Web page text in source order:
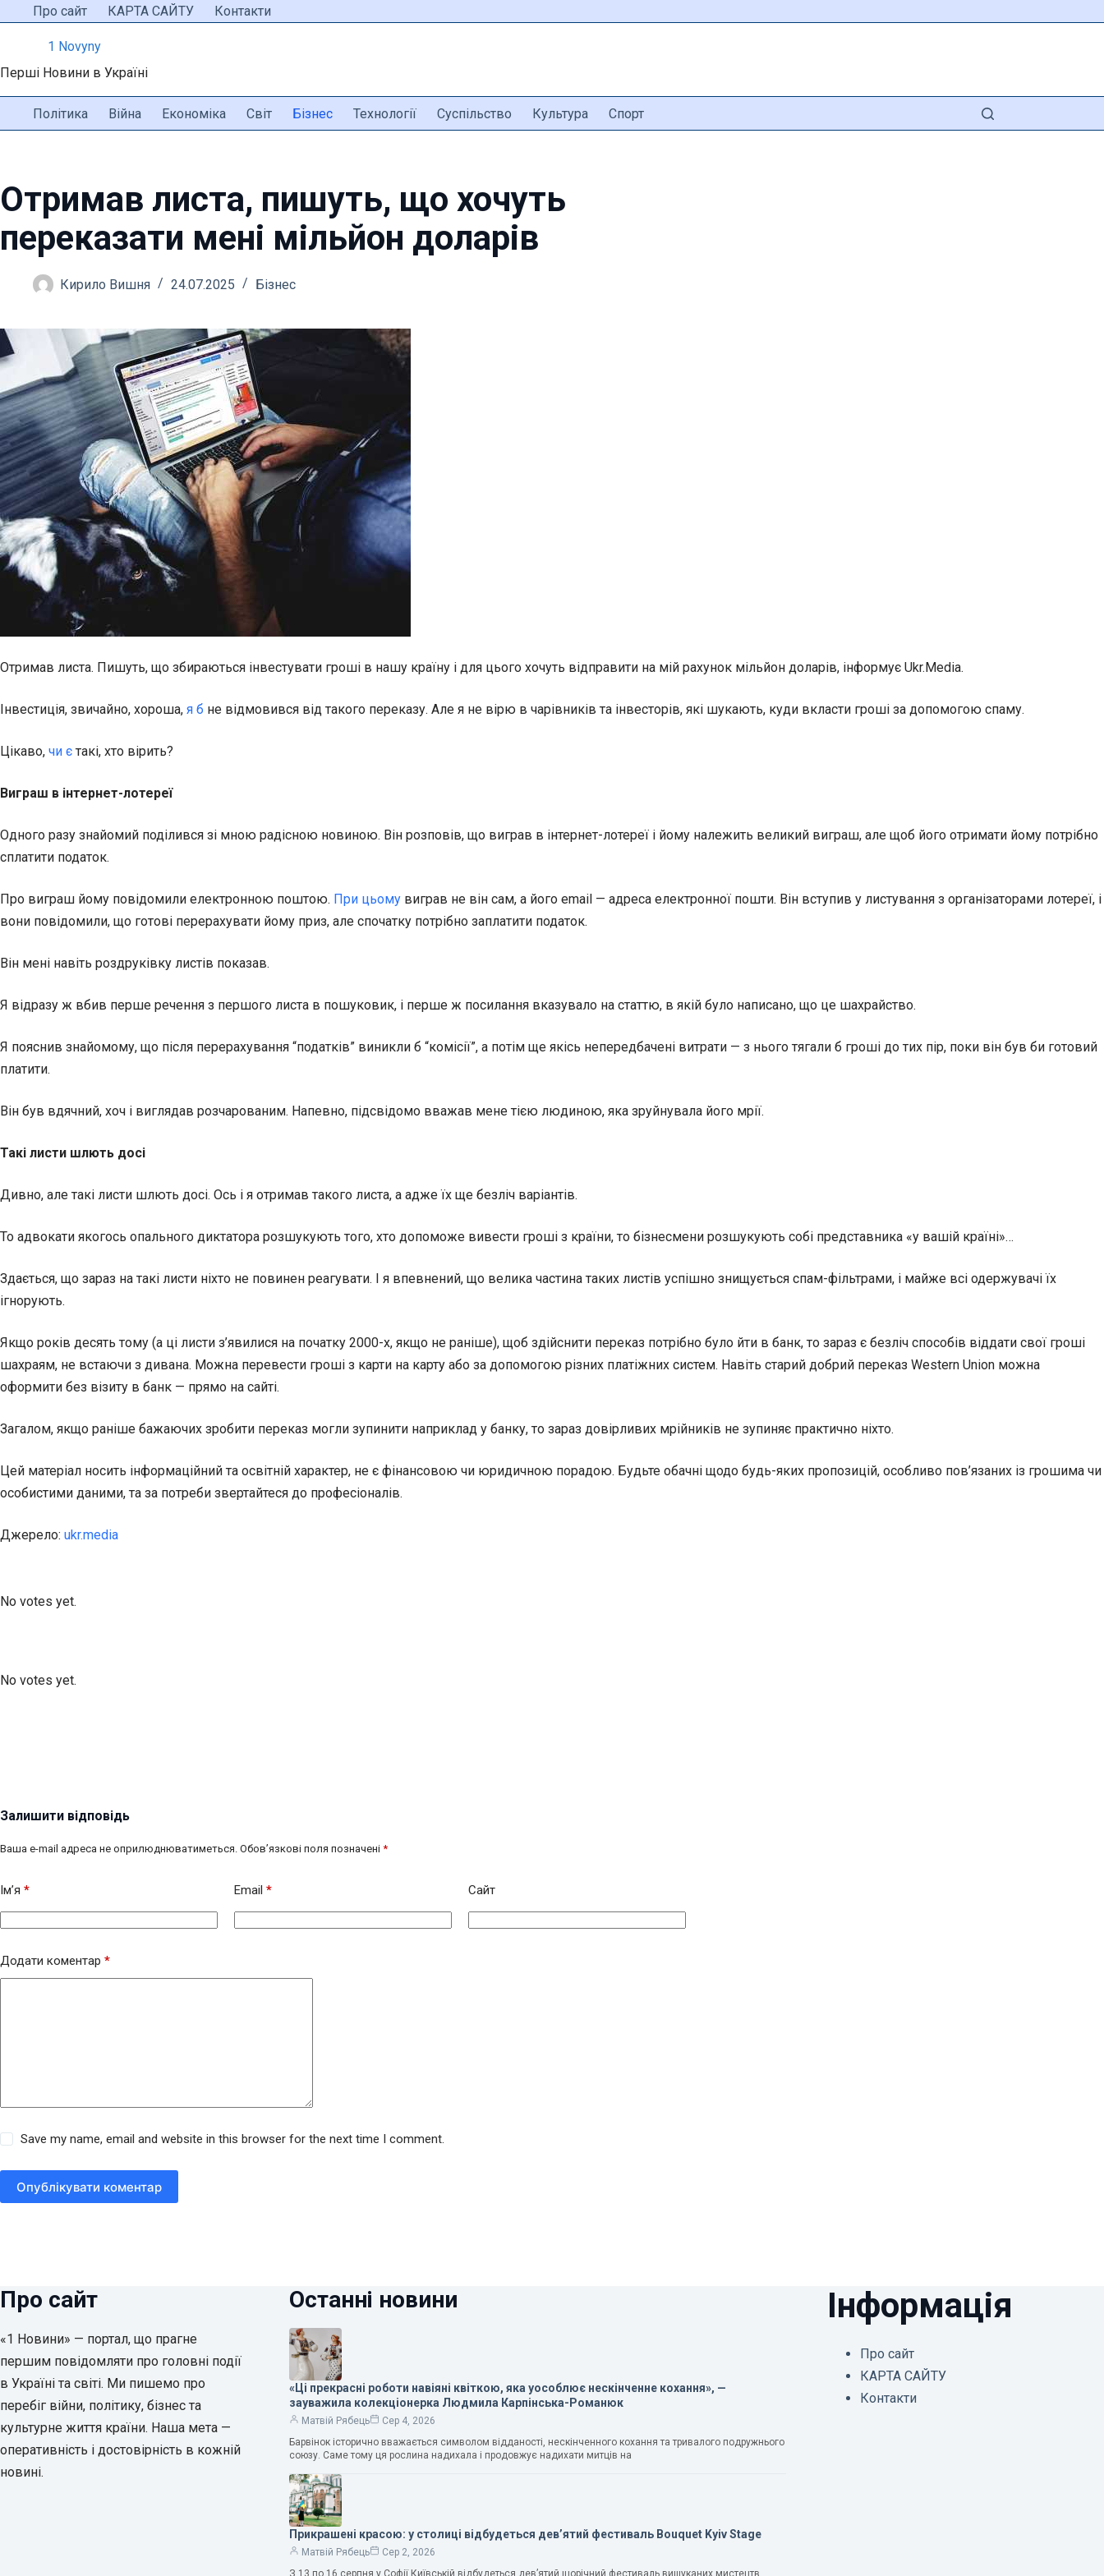
ПерейтиПро сайт КАРТА САЙТУ Контакти
1 Novyny
Перші Новини в Україні
Політика Війна Економіка Світ Бізнес Технології Суспільство Культура Спорт
Отримав листа, пишуть, що хочуть
переказати мені мільйон доларів
Кирило Вишня 24.07.2025 Бізнес
Отримав листа. Пишуть, що збираються інвестувати гроші в нашу країну і для цього хочуть відправити на мій рахунок мільйон доларів, інформує Ukr.Media.
Інвестиція, звичайно, хороша, я б не відмовився від такого переказу. Але я не вірю в чарівників та інвесторів, які шукають, куди вкласти гроші за допомогою спаму.
Цікаво, чи є такі, хто вірить?
Виграш в інтернет-лотереї
Одного разу знайомий поділився зі мною радісною новиною. Він розповів, що виграв в інтернет-лотереї і йому належить великий виграш, але щоб його отримати йому потрібно
сплатити податок.
Про виграш йому повідомили електронною поштою. При цьому виграв не він сам, а його email — адреса електронної пошти. Він вступив у листування з організаторами лотереї, і
вони повідомили, що готові перерахувати йому приз, але спочатку потрібно заплатити податок.
Він мені навіть роздруківку листів показав.
Я відразу ж вбив перше речення з першого листа в пошуковик, і перше ж посилання вказувало на статтю, в якій було написано, що це шахрайство.
Я пояснив знайомому, що після перерахування “податків” виникли б “комісії”, а потім ще якісь непередбачені витрати — з нього тягали б гроші до тих пір, поки він був би готовий
платити.
Він був вдячний, хоч і виглядав розчарованим. Напевно, підсвідомо вважав мене тією людиною, яка зруйнувала його мрії.
Такі листи шлють досі
Дивно, але такі листи шлють досі. Ось і я отримав такого листа, а адже їх ще безліч варіантів.
То адвокати якогось опального диктатора розшукують того, хто допоможе вивести гроші з країни, то бізнесмени розшукують собі представника «у вашій країні»…
Здається, що зараз на такі листи ніхто не повинен реагувати. І я впевнений, що велика частина таких листів успішно знищується спам-фільтрами, і майже всі одержувачі їх
ігнорують.
Якщо років десять тому (а ці листи з’явилися на початку 2000-х, якщо не раніше), щоб здійснити переказ потрібно було йти в банк, то зараз є безліч способів віддати свої гроші
шахраям, не встаючи з дивана. Можна перевести гроші з карти на карту або за допомогою різних платіжних систем. Навіть старий добрий переказ Western Union можна
оформити без візиту в банк — прямо на сайті.
Загалом, якщо раніше бажаючих зробити переказ могли зупинити наприклад у банку, то зараз довірливих мрійників не зупиняє практично ніхто.
Цей матеріал носить інформаційний та освітній характер, не є фінансовою чи юридичною порадою. Будьте обачні щодо будь-яких пропозицій, особливо пов’язаних із грошима чи
особистими даними, та за потреби звертайтеся до професіоналів.
Джерело: ukr.media
No votes yet.
No votes yet.
Залишити відповідь
Ваша e-mail адреса не оприлюднюватиметься. Обов’язкові поля позначені *
Ім’я * Email * Сайт
Додати коментар *
Save my name, email and website in this browser for the next time I comment.
Опублікувати коментар
Про сайт
«1 Новини» — портал, що прагне
першим повідомляти про головні події
в Україні та світі. Ми пишемо про
перебіг війни, політику, бізнес та
культурне життя країни. Наша мета —
оперативність і достовірність в кожній
новині.
Останні новини
«Ці прекрасні роботи навіяні квіткою, яка уособлює нескінченне кохання», —
зауважила колекціонерка Людмила Карпінська-Романюк
Матвій Рябець
Сер 4, 2026
Барвінок історично вважається символом відданості, нескінченного кохання та тривалого подружнього
союзу. Саме тому ця рослина надихала і продовжує надихати митців на
Прикрашені красою: у столиці відбудеться дев’ятий фестиваль Bouquet Kyiv Stage
Матвій Рябець
Сер 2, 2026
З 13 по 16 серпня у Софії Київській відбудеться дев’ятий щорічний фестиваль вишуканих мистецтв
Інформація
Про сайт
КАРТА САЙТУ
Контакти